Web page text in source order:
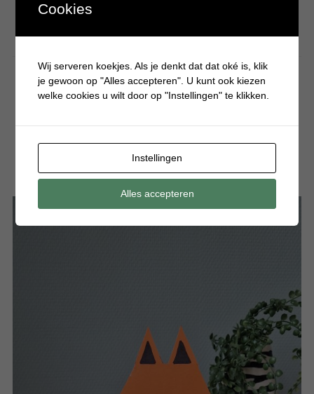
Zo maak je een super leuke
Sinterklaas surprise
Cookies
Wij serveren koekjes. Als je denkt dat dat oké is, klik
je gewoon op "Alles accepteren". U kunt ook kiezen
welke cookies u wilt door op "Instellingen" te klikken.
Instellingen
Alles accepteren